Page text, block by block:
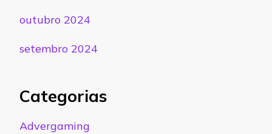
outubro 2024
setembro 2024
Categorias
Advergaming